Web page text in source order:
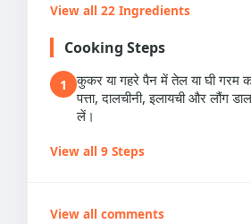
View all 22 Ingredients
Cooking Steps
1
कुकर या गहरे पैन में तेल या घी गरम
पत्ता, दालचीनी, इलायची और लौंग
लें।
View all 9 Steps
View all comments